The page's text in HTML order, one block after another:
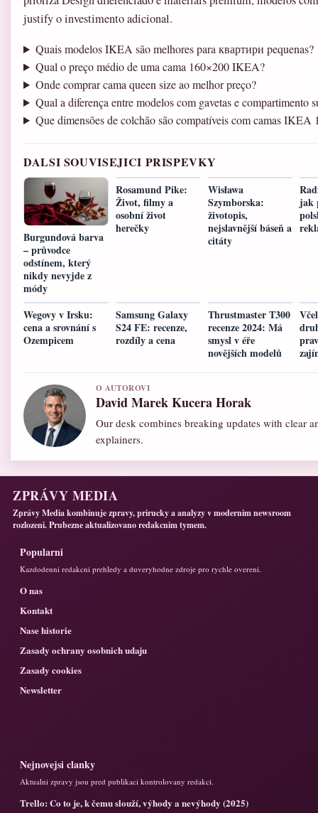
justify o investimento adicional.
Quais modelos IKEA são melhores para квартири pequenas?
Qual o preço médio de uma cama 160×200 IKEA?
Onde comprar cama queen size ao melhor preço?
Qual a diferença entre modelos com gavetas e compartimento
Que dimensões de colchão são compatíveis com camas IKEA
DALSI SOUVISEJICI PRISPEVKY
Burgundová barva
– průvodce
odstínem, který
nikdy nevyjde z
módy
Rosamund Pike:
Život, filmy a
osobní život
herečky
Wisława
Szymborska:
životopis,
nejslavnější báseň a
citáty
jak
Wegovy v Irsku:
cena a srovnání s
Ozempicem
Samsung Galaxy
S24 FE: recenze,
rozdíly a cena
Thrustmaster T300
recenze 2024: Má
smysl v éře
novějších modelů
O AUTOROVI
David Marek Kucera Horak
Our desk combines breaking updates with clear
explainers.
ZPRÁVY MEDIA
Zprávy Media kombinuje zpravy, prirucky a analyzy v modernim newsroom
rozlozeni. Prubezne aktualizovano redakcnim tymem.
Popularni
Kazdodenni redakcni prehledy a duveryhodne zdroje pro rychle overeni.
O nas
Kontakt
Nase historie
Zasady ochrany osobnich udaju
Zasady cookies
Newsletter
Nejnovejsi clanky
Aktualni zpravy jsou pred publikaci kontrolovany redakci.
Trello: Co to je, k čemu slouží, výhody a nevýhody (2025)